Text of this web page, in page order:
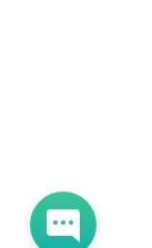
Л035-